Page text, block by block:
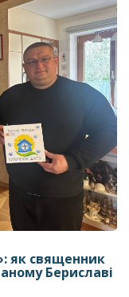
як священник
Бериславі